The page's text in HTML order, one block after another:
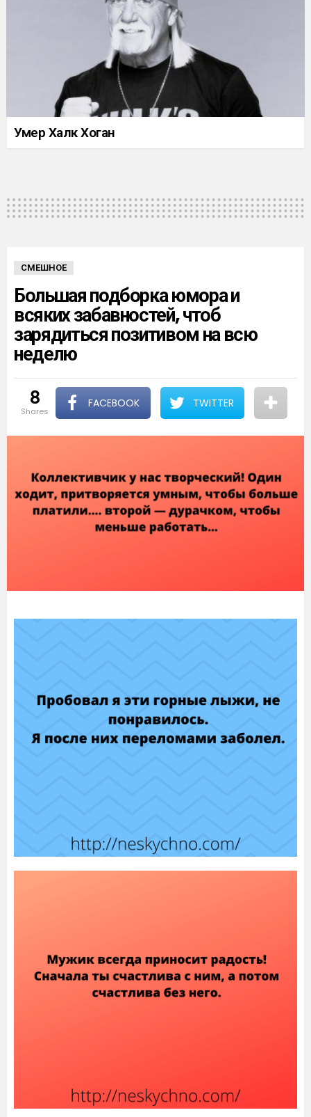
Умер Халк Хоган
СМЕШНОЕ
Большая подборка юмора и
всяких забавностей, чтоб
зарядиться позитивом на всю
неделю
8
shares
FACEBOOK TWITTER